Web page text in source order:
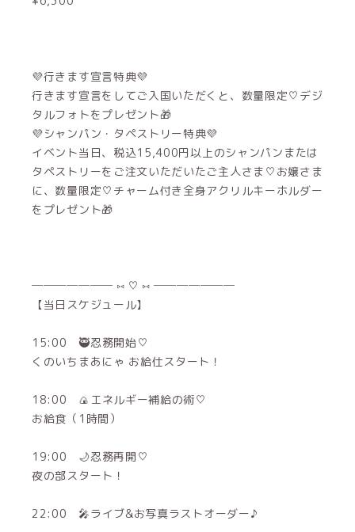
💜行きます宣言特典💜
行きます宣言をしてご入国いただくと、数量限定♡デジ
タルフォトをプレゼント🎁
💜シャンパン・タペストリー特典💜
イベント当日、税込15,400円以上のシャンパンまたは
タペストリーをご注文いただいたご主人さま♡お嬢さま
に、数量限定♡チャーム付き全身アクリルキーホルダー
をプレゼント🎁
─────── ⑅ ♡ ⑅ ───────
【当日スケジュール】
15:00 🥷忍務開始♡
くのいちまあにゃ お給仕スタート！
18:00 🍙エネルギー補給の術♡
お給食（1時間）
19:00 🌙忍務再開♡
夜の部スタート！
22:00 🎤ライブ&お写真ラストオーダー♪